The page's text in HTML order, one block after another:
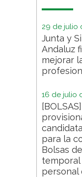
29 de julio
Junta y
Andaluz
mejorar
16 de julio
para la
Bolsas
personal